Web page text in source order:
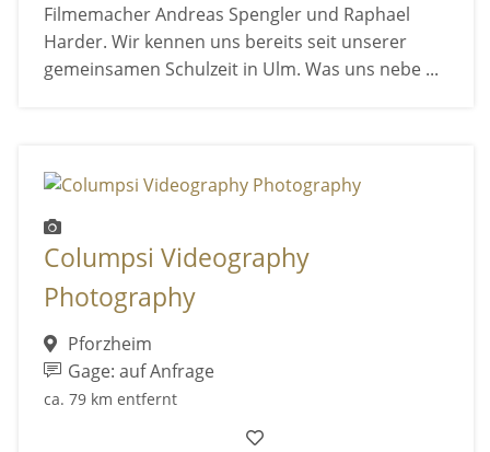
Filmemacher Andreas Spengler und Raphael
Harder. Wir kennen uns bereits seit unserer
gemeinsamen Schulzeit in Ulm. Was uns nebe ...
Columpsi Videography
Photography
Pforzheim
Gage: auf Anfrage
ca. 79 km entfernt